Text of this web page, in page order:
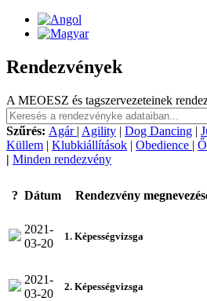
Rendezvények
A MEOESZ és tagszervezeteinek
Szűrés: Agár | Agility | Dog Dancing |
Küllem | Klubkiállítások | Obedience |
| Minden rendezvény
? Dátum Rendezvény
2021-
03-20
1. Képességvizsga
2021-
03-20
2. Képességvizsga